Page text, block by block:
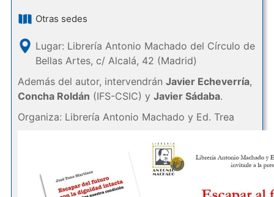
Otras sedes
Lugar: Librería Antonio Machado del Círculo de
Bellas Artes, c/ Alcalá, 42 (Madrid)
Además del autor, intervendrán Javier Echeverría,
Concha Roldán (IFS-CSIC) y Javier Sádaba.
Organiza: Librería Antonio Machado y Ed. Trea